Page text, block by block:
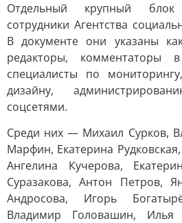
Отдельный крупный блок
сотрудники Агентства
В документе они указаны
редакторы, комментаторы
специалисты по
дизайну,
соцсетями.
Среди них — Михаил Сурков,
Марфин, Екатерина
Ангелина Кучерова,
Суразакова, Антон Петров,
Андросова, Игорь
Владимир Головашин, Илья